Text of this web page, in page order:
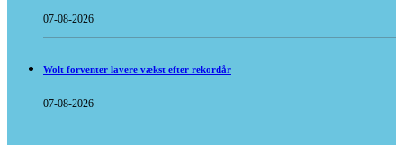
07-08-2026
Wolt forventer lavere vækst efter rekordår
07-08-2026